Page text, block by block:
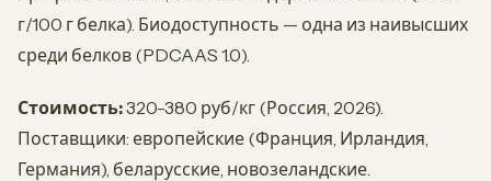
г/100 г белка). Биодоступность — одна из наивысших
среди белков (PDCAAS 1.0).
Стоимость:320-380 руб/кг (Россия, 2026).
Поставщики: европейские (Франция, Ирландия,
Германия), беларусские, новозеландские.